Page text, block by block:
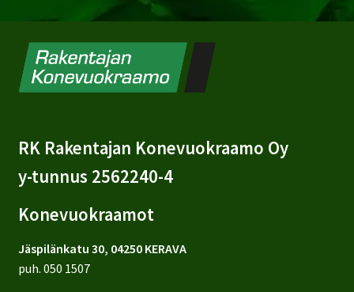
RK Rakentajan Konevuokraamo Oy
y-tunnus 2562240-4
Konevuokraamot
Jäspilänkatu 30, 04250 KERAVA
puh. 050 1507